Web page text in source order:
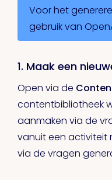
Voor het
gebruik van
1. Maak een
Open via de
contentbibliotheek
aanmaken via de
vanuit een activiteit
via de vragen